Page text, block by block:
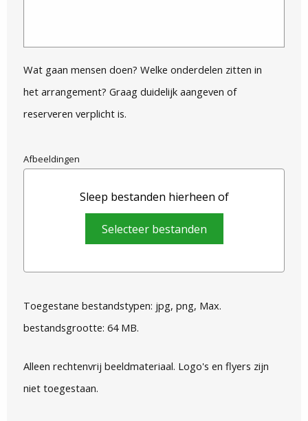
Wat gaan mensen doen? Welke onderdelen zitten in
het arrangement? Graag duidelijk aangeven of
reserveren verplicht is.
Afbeeldingen
Sleep bestanden hierheen of
Selecteer bestanden
Toegestane bestandstypen: jpg, png, Max.
bestandsgrootte: 64 MB.
Alleen rechtenvrij beeldmateriaal. Logo's en flyers zijn
niet toegestaan.